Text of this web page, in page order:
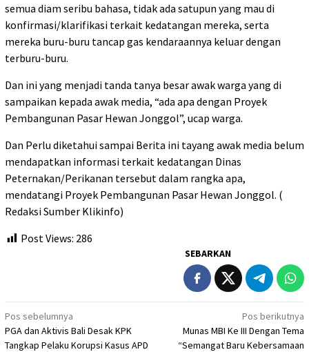
semua diam seribu bahasa, tidak ada satupun yang mau di
konfirmasi/klarifikasi terkait kedatangan mereka, serta
mereka buru-buru tancap gas kendaraannya keluar dengan
terburu-buru.
Dan ini yang menjadi tanda tanya besar awak warga yang di
sampaikan kepada awak media, “ada apa dengan Proyek
Pembangunan Pasar Hewan Jonggol”, ucap warga.
Dan Perlu diketahui sampai Berita ini tayang awak media belum
mendapatkan informasi terkait kedatangan Dinas
Peternakan/Perikanan tersebut dalam rangka apa,
mendatangi Proyek Pembangunan Pasar Hewan Jonggol. (
Redaksi Sumber Klikinfo)
Post Views: 286
SEBARKAN
Navigasi
pos
Pos sebelumnya
PGA dan Aktivis Bali Desak KPK
Tangkap Pelaku Korupsi Kasus APD
Pos berikutnya
Munas MBI Ke III Dengan Tema
“Semangat Baru Kebersamaan